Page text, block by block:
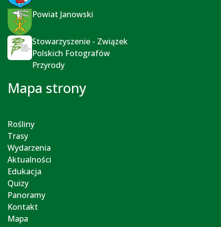
Powiat Janowski
Stowarzyszenie - Związek
Polskich Fotografów
Przyrody
Mapa strony
Rośliny
Trasy
Wydarzenia
Aktualności
Edukacja
Quizy
Panoramy
Kontakt
Mapa